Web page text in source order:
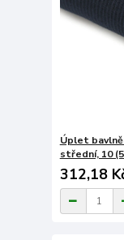
Úplet
střední, 10
312,18